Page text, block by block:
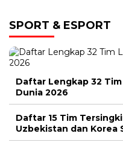
SPORT & ESPORT
Daftar Lengkap 32
Dunia 2026
Daftar 15 Tim
Uzbekistan dan Korea